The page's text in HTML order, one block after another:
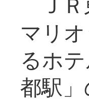
マリ
るホ
都駅